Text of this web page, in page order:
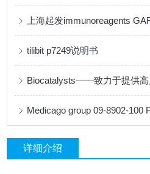
上海起发immunoreagents
tilibit p7249说明书
详细介绍